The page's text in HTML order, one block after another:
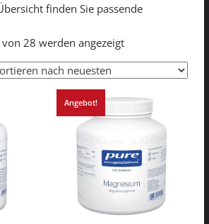
finden Sie passende
28 werden angezeigt
Angebot!